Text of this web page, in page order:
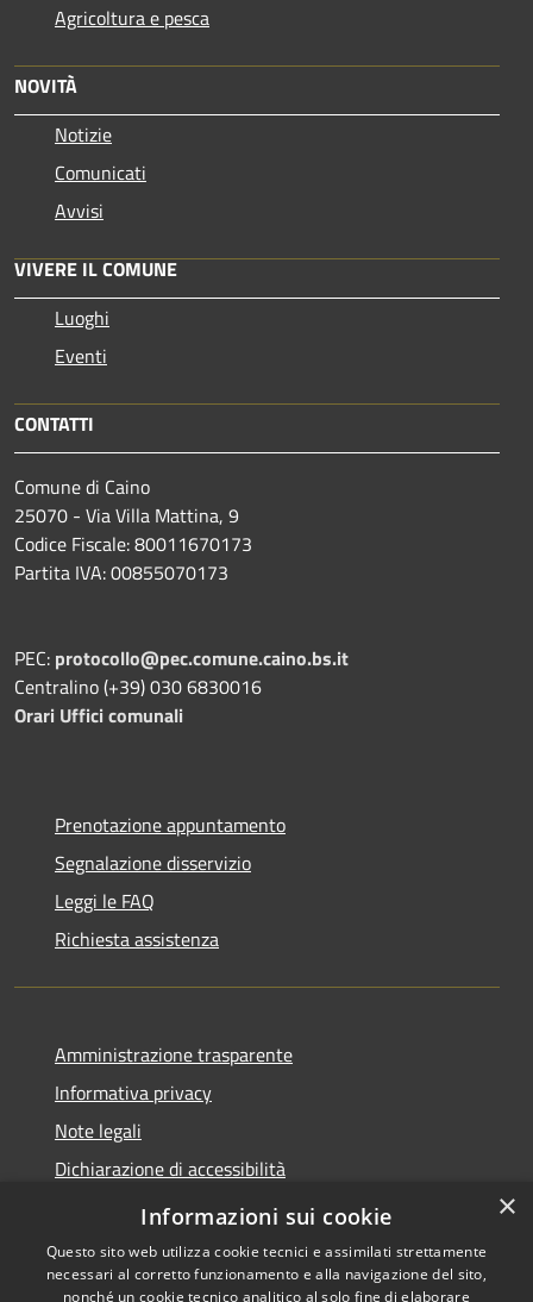
Agricoltura e pesca
NOVITÀ
Notizie
Comunicati
Avvisi
VIVERE IL COMUNE
Luoghi
Eventi
CONTATTI
Comune di Caino
25070 - Via Villa Mattina, 9
Codice Fiscale: 80011670173
Partita IVA: 00855070173
PEC: protocollo@pec.comune.caino.bs.it
Centralino (+39) 030 6830016
Orari Uffici comunali
Prenotazione appuntamento
Segnalazione disservizio
Leggi le FAQ
Richiesta assistenza
Amministrazione trasparente
Informativa privacy
Note legali
Dichiarazione di accessibilità
×
Informazioni sui cookie
Questo sito web utilizza cookie tecnici e assimilati strettamente
necessari al corretto funzionamento e alla navigazione del sito,
nonché un cookie tecnico analitico al solo fine di elaborare